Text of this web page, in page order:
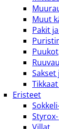
Muut
Pakit
Eristeet